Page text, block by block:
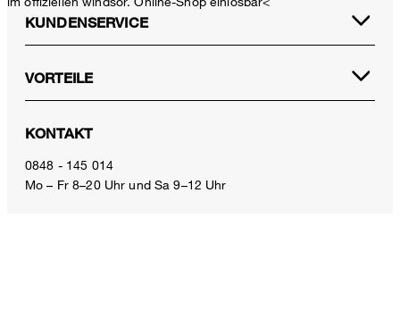
CHF 329.00
inkl. MwSt
Grösse auswählen
KUNDENSERVICE
VORTEILE
KONTAKT
0848 - 145 014
Mo – Fr 8–20 Uhr und Sa 9–12 Uhr